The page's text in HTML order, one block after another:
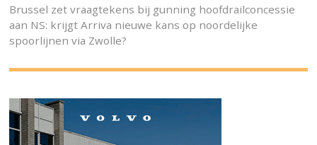
Brussel zet vraagtekens bij gunning hoofdrailconcessie
aan NS: krijgt Arriva nieuwe kans op noordelijke
spoorlijnen via Zwolle?